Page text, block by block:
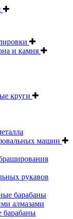
и камня
круги
машин
рукавов
барабаны
алмазами
барабаны